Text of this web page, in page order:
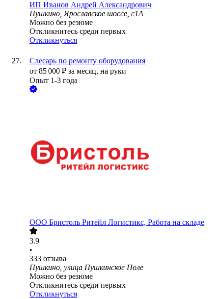
ИП Иванов Андрей Александрович
Пушкино, Ярославское шоссе, с1А
Можно без резюме
Откликнитесь среди первых
Откликнуться
Слесарь по ремонту оборудования
от 85 000 ₽ за месяц, на руки
Опыт 1-3 года
ООО Бристоль Ритейл Логистикс, Работа на складе
3.9
•
333 отзыва
Пушкино, улица Пушкинское Поле
Можно без резюме
Откликнитесь среди первых
Откликнуться